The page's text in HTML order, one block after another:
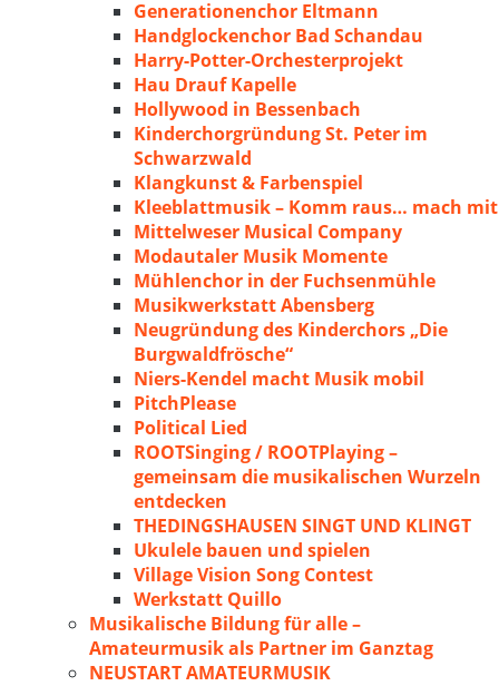
Generationenchor Eltmann
Handglockenchor Bad Schandau
Harry-Potter-Orchesterprojekt
Hau Drauf Kapelle
Hollywood in Bessenbach
Kinderchorgründung St. Peter im
Schwarzwald
Klangkunst & Farbenspiel
Kleeblattmusik – Komm raus… mach mit
Mittelweser Musical Company
Modautaler Musik Momente
Mühlenchor in der Fuchsenmühle
Musikwerkstatt Abensberg
Neugründung des Kinderchors „Die
Burgwaldfrösche“
Niers-Kendel macht Musik mobil
PitchPlease
Political Lied
ROOTSinging / ROOTPlaying –
gemeinsam die musikalischen Wurzeln
entdecken
THEDINGSHAUSEN SINGT UND KLINGT
Ukulele bauen und spielen
Village Vision Song Contest
Werkstatt Quillo
Musikalische Bildung für alle –
Amateurmusik als Partner im Ganztag
NEUSTART AMATEURMUSIK